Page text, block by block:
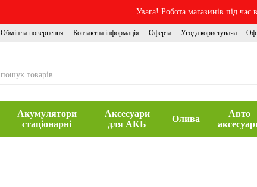
Увага! Робота магазинів під час
Обмін та повернення Контактна інформація Оферта Угода користувача
Акумулятори
стаціонарні
Аксесуари
для АКБ
Олива
Авто